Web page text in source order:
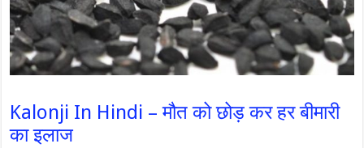
Kalonji In Hindi – मौत को छोड़ कर हर बीमारी
का इलाज